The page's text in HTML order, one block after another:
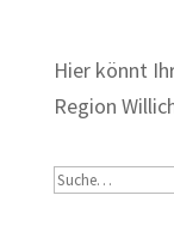
Hier könnt
Region
Suche